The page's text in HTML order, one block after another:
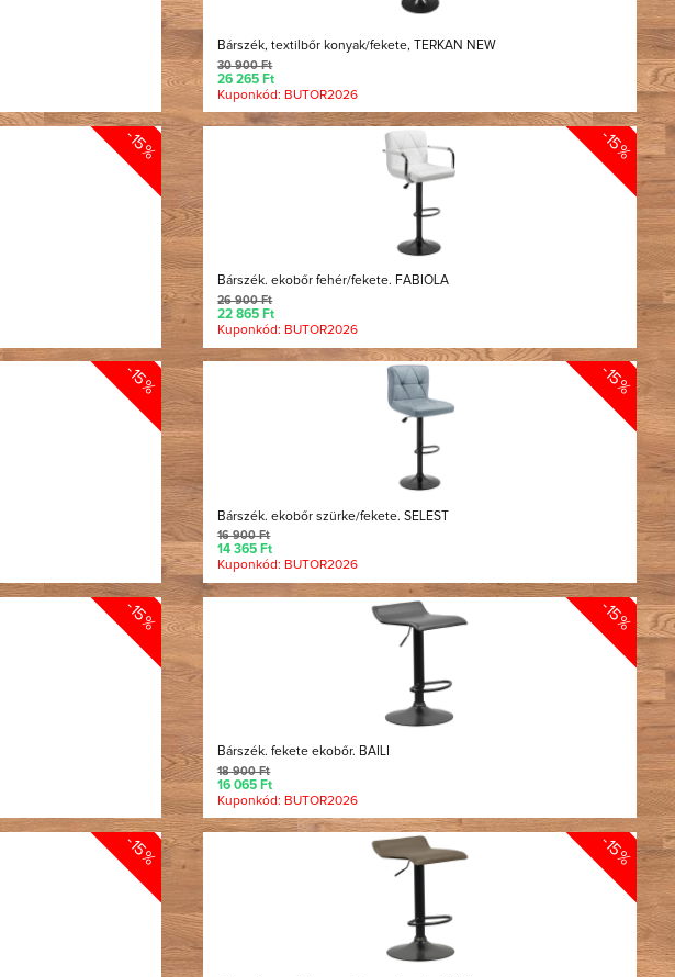
Bárszék, textilbőr konyak/fekete, TERKAN NEW
30 900 Ft
26 265 Ft
Kuponkód: BUTOR2026
-15% -15%
Bárszék. ekobőr fehér/fekete. FABIOLA
26 900 Ft
22 865 Ft
Kuponkód: BUTOR2026
-15% -15%
Bárszék. ekobőr szürke/fekete. SELEST
16 900 Ft
14 365 Ft
Kuponkód: BUTOR2026
-15% -15%
Bárszék. fekete ekobőr. BAILI
18 900 Ft
16 065 Ft
Kuponkód: BUTOR2026
-15% -15%